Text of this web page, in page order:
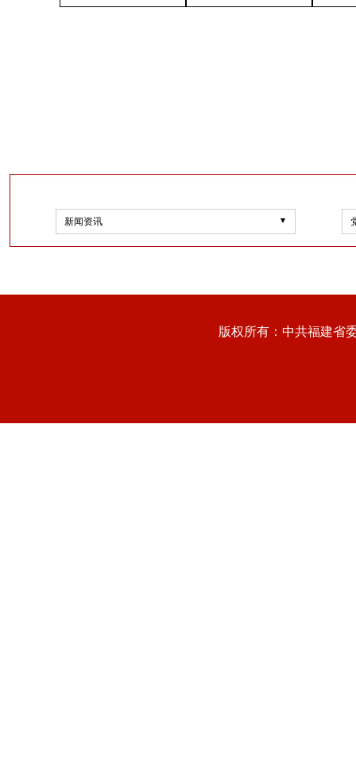
新闻资讯
版权所有：中共福建省